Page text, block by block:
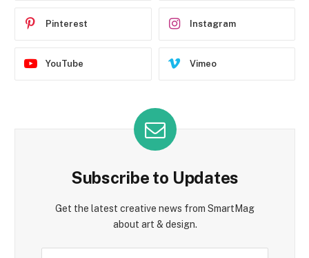
Pinterest Instagram
YouTube Vimeo
Subscribe to Updates
Get the latest creative news from SmartMag
about art & design.